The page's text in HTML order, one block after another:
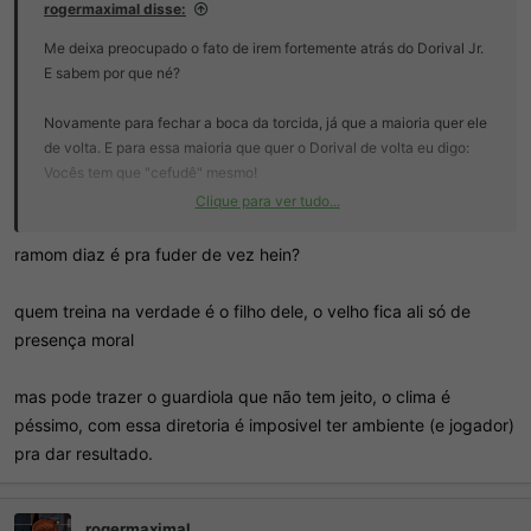
rogermaximal disse:
Me deixa preocupado o fato de irem fortemente atrás do Dorival Jr.
E sabem por que né?
Novamente para fechar a boca da torcida, já que a maioria quer ele
de volta. E para essa maioria que quer o Dorival de volta eu digo:
Vocês tem que "cefudê" mesmo!
o que faz. Onde eles pensam: Trás ai quem a torcida quer que os
E o ciclo se repete! É pra isso que serve o Dorival de volta!
coisas. Só lembra da cagada que foi vencer a aquela Copa do
Brasil, com o Flamengo querendo derrubar o Sampaoli e o Neston
acertando aquele chute espírita que nunca mais na vida ele acerta
Sim gente, o Dorival é só outro trocador de 6 por meia dúzia! Ah,
Clique para ver tudo...
ramom diaz é pra fuder de vez hein?
quem treina na verdade é o filho dele, o velho fica ali só de
presença moral
mas pode trazer o guardiola que não tem jeito, o clima é
péssimo, com essa diretoria é imposivel ter ambiente (e jogador)
pra dar resultado.